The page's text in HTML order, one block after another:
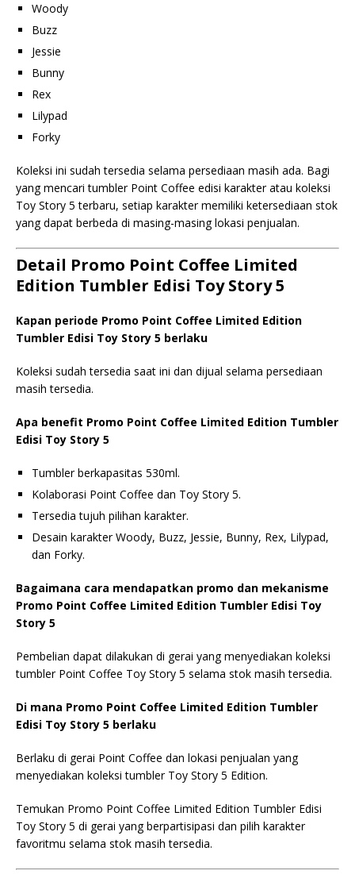
Woody
Buzz
Jessie
Bunny
Rex
Lilypad
Forky
Koleksi ini sudah tersedia selama persediaan masih ada. Bagi
yang mencari tumbler Point Coffee edisi karakter atau koleksi
Toy Story 5 terbaru, setiap karakter memiliki ketersediaan stok
yang dapat berbeda di masing-masing lokasi penjualan.
Detail Promo Point Coffee Limited
Edition Tumbler Edisi Toy Story 5
Kapan periode Promo Point Coffee Limited Edition
Tumbler Edisi Toy Story 5 berlaku
Koleksi sudah tersedia saat ini dan dijual selama persediaan
masih tersedia.
Apa benefit Promo Point Coffee Limited Edition Tumbler
Edisi Toy Story 5
Tumbler berkapasitas 530ml.
Kolaborasi Point Coffee dan Toy Story 5.
Tersedia tujuh pilihan karakter.
Desain karakter Woody, Buzz, Jessie, Bunny, Rex, Lilypad,
dan Forky.
Bagaimana cara mendapatkan promo dan mekanisme
Promo Point Coffee Limited Edition Tumbler Edisi Toy
Story 5
Pembelian dapat dilakukan di gerai yang menyediakan koleksi
tumbler Point Coffee Toy Story 5 selama stok masih tersedia.
Di mana Promo Point Coffee Limited Edition Tumbler
Edisi Toy Story 5 berlaku
Berlaku di gerai Point Coffee dan lokasi penjualan yang
menyediakan koleksi tumbler Toy Story 5 Edition.
Temukan Promo Point Coffee Limited Edition Tumbler Edisi
Toy Story 5 di gerai yang berpartisipasi dan pilih karakter
favoritmu selama stok masih tersedia.